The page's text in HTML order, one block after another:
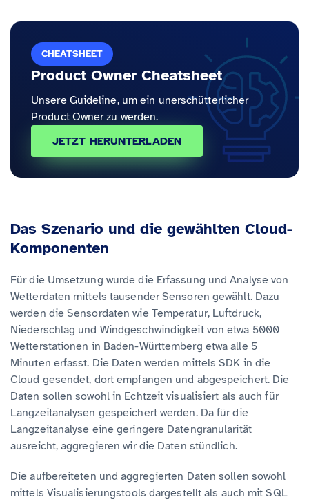
CHEATSHEET
Product Owner Cheatsheet
Unsere Guideline, um ein unerschütterlicher
Product Owner zu werden.
JETZT HERUNTERLADEN
Das Szenario und die gewählten Cloud-
Komponenten
Für die Umsetzung wurde die Erfassung und Analyse von
Wetterdaten mittels tausender Sensoren gewählt. Dazu
werden die Sensordaten wie Temperatur, Luftdruck,
Niederschlag und Windgeschwindigkeit von etwa 5000
Wetterstationen in Baden-Württemberg etwa alle 5
Minuten erfasst. Die Daten werden mittels SDK in die
Cloud gesendet, dort empfangen und abgespeichert. Die
Daten sollen sowohl in Echtzeit visualisiert als auch für
Langzeitanalysen gespeichert werden. Da für die
Langzeitanalyse eine geringere Datengranularität
ausreicht, aggregieren wir die Daten stündlich.
Die aufbereiteten und aggregierten Daten sollen sowohl
mittels Visualisierungstools dargestellt als auch mit SQL